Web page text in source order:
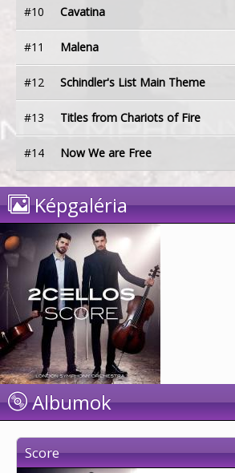
#10 Cavatina
#11 Malena
#12 Schindler's List Main Theme
#13 Titles from Chariots of Fire
#14 Now We are Free
Képgaléria
Albumok
Score